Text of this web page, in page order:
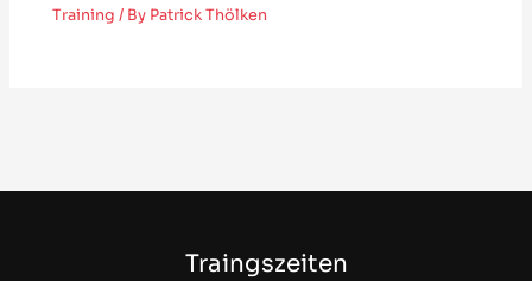
Training / By Patrick Thölken
Traingszeiten